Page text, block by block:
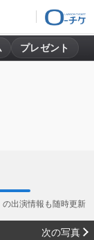
プレゼント
の出演情報も随時更新
次の写真